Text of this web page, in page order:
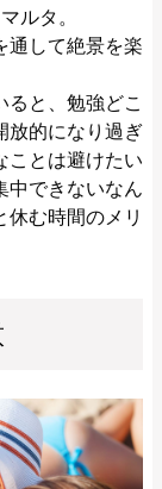
ルタ。
通して絶景を楽
と、勉強どこ
放的になり過ぎ
ことは避けたい
中できないなん
む時間のメリ